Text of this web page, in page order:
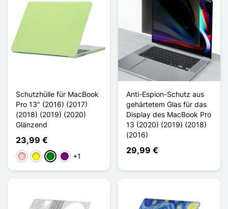
Schutzhülle für MacBook
Pro 13" (2016) (2017)
(2018) (2019) (2020)
Glänzend
23,99 €
PinkGelbGrünViolett
+1
Anti-Espion-Schutz aus
gehärtetem Glas für das
Display des MacBook Pro
13 (2020) (2019) (2018)
(2016)
29,99 €